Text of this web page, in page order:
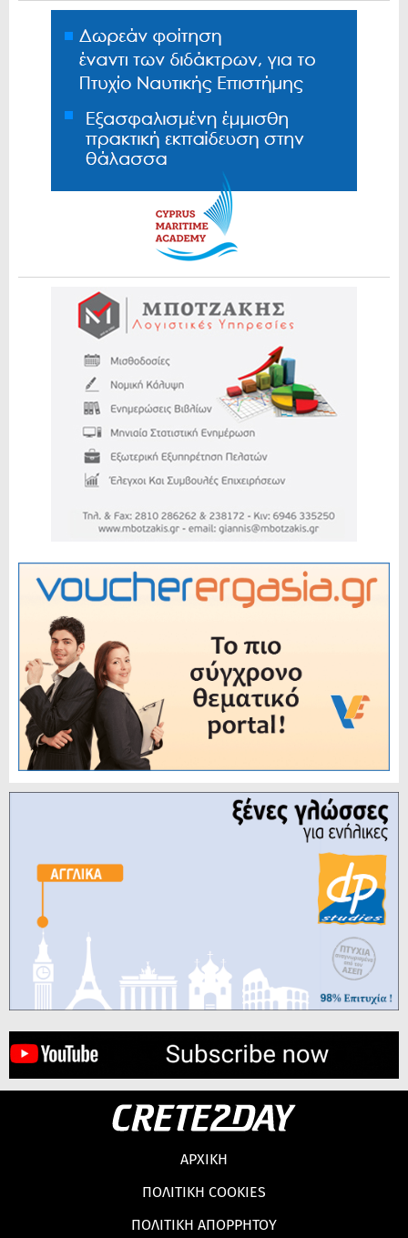
ΑΡΧΙΚΗ
ΠΟΛΙΤΙΚΗ COOKIES
ΠΟΛΙΤΙΚΗ ΑΠΟΡΡΗΤΟΥ